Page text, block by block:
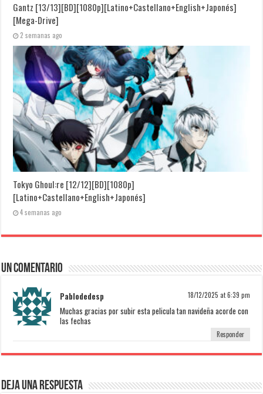
Gantz [13/13][BD][1080p][Latino+Castellano+English+Japonés]
[Mega-Drive]
2 semanas ago
Tokyo Ghoul:re [12/12][BD][1080p]
[Latino+Castellano+English+Japonés]
4 semanas ago
Un comentario
Pablodedesp 18/12/2025 at 6:39 pm
Muchas gracias por subir esta pelicula tan navideña acorde con
las fechas
Responder
Deja una respuesta